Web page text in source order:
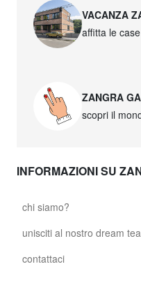
VACANZA
affitta le
ZANGRA
scopri il
INFORMAZIONI SU
chi siamo?
unisciti al nostro dream
contattaci